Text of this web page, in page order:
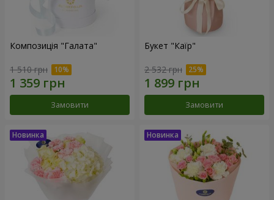
Композиція "Галата"
1 510 грн
Замовити
Букет "Каїр"
2 532 грн
Замовити